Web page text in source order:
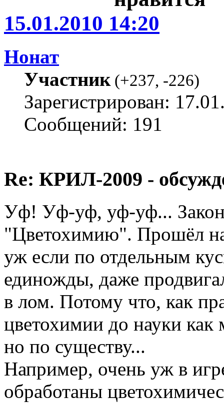
15.01.2010 14:20
Нонат
Участник(+237, -226)
Зарегистрирован:
Сообщений: 191
Re: КРИЛ-2009 -
Уф! Уф-уф, уф-уф...
"Цветохимию". Прошёл
уж если по отдельным
единожды, даже
в лом. Потому что, как
цветохимии до науки как
но по существу...
Например, очень уж в
обработаны